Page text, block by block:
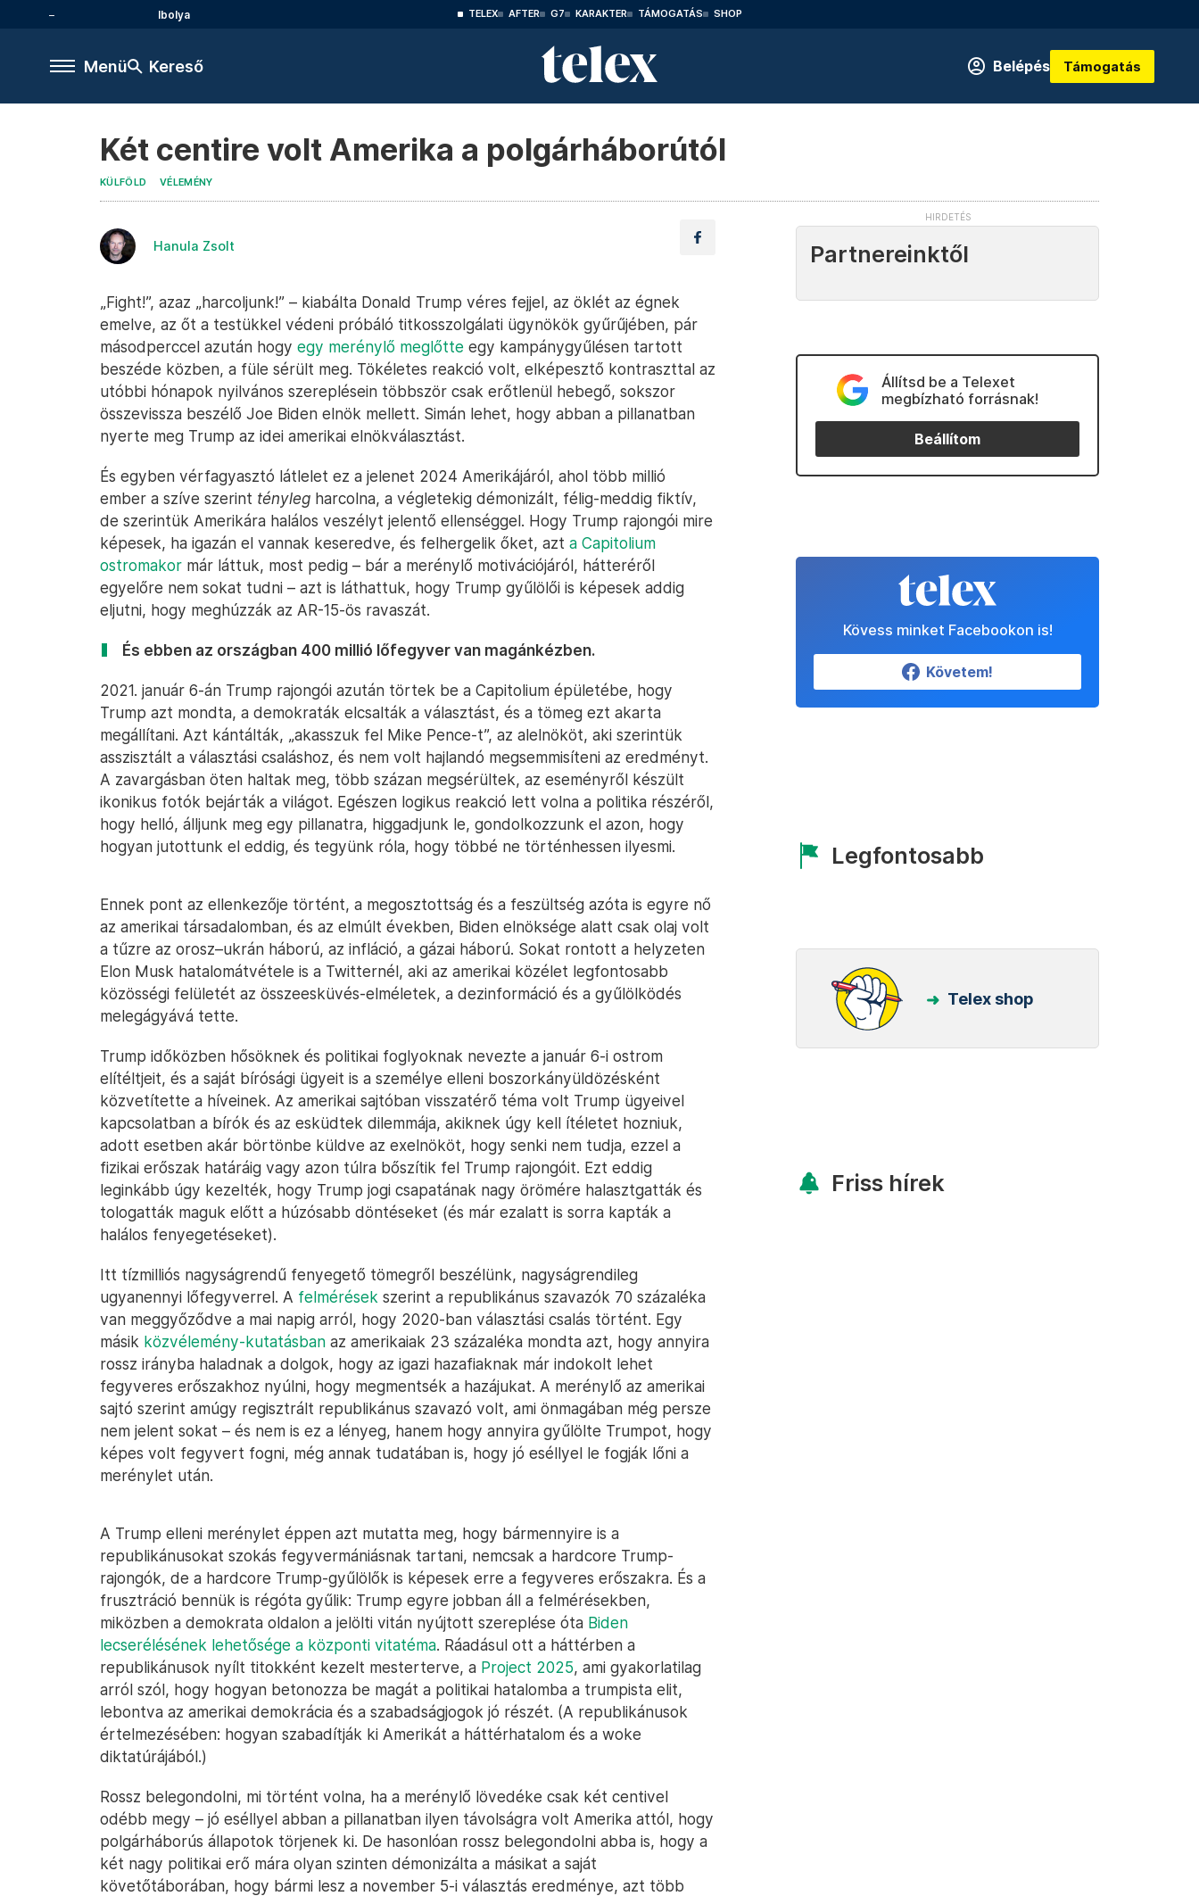
Ibolya TELEX AFTER G7 KARAKTER TÁMOGATÁS SHOP
Menü Kereső Belépés Támogatás
Két centire volt Amerika a polgárháborútól
KÜLFÖLD VÉLEMÉNY
Hanula Zsolt
„Fight!”, azaz „harcoljunk!” – kiabálta Donald Trump véres fejjel, az öklét az égnek
emelve, az őt a testükkel védeni próbáló titkosszolgálati ügynökök gyűrűjében, pár
másodperccel azután hogy egy merénylő meglőtte egy kampánygyűlésen tartott
beszéde közben, a füle sérült meg. Tökéletes reakció volt, elképesztő kontraszttal az
utóbbi hónapok nyilvános szereplésein többször csak erőtlenül hebegő, sokszor
összevissza beszélő Joe Biden elnök mellett. Simán lehet, hogy abban a pillanatban
nyerte meg Trump az idei amerikai elnökválasztást.
És egyben vérfagyasztó látlelet ez a jelenet 2024 Amerikájáról, ahol több millió
ember a szíve szerint tényleg harcolna, a végletekig démonizált, félig-meddig fiktív,
de szerintük Amerikára halálos veszélyt jelentő ellenséggel. Hogy Trump rajongói mire
képesek, ha igazán el vannak keseredve, és felhergelik őket, azt a Capitolium
ostromakor már láttuk, most pedig – bár a merénylő motivációjáról, hátteréről
egyelőre nem sokat tudni – azt is láthattuk, hogy Trump gyűlölői is képesek addig
eljutni, hogy meghúzzák az AR-15-ös ravaszát.
És ebben az országban 400 millió lőfegyver van magánkézben.
2021. január 6-án Trump rajongói azután törtek be a Capitolium épületébe, hogy
Trump azt mondta, a demokraták elcsalták a választást, és a tömeg ezt akarta
megállítani. Azt kántálták, „akasszuk fel Mike Pence-t”, az alelnököt, aki szerintük
asszisztált a választási csaláshoz, és nem volt hajlandó megsemmisíteni az eredményt.
A zavargásban öten haltak meg, több százan megsérültek, az eseményről készült
ikonikus fotók bejárták a világot. Egészen logikus reakció lett volna a politika részéről,
hogy helló, álljunk meg egy pillanatra, higgadjunk le, gondolkozzunk el azon, hogy
hogyan jutottunk el eddig, és tegyünk róla, hogy többé ne történhessen ilyesmi.
Ennek pont az ellenkezője történt, a megosztottság és a feszültség azóta is egyre nő
az amerikai társadalomban, és az elmúlt években, Biden elnöksége alatt csak olaj volt
a tűzre az orosz–ukrán háború, az infláció, a gázai háború. Sokat rontott a helyzeten
Elon Musk hatalomátvétele is a Twitternél, aki az amerikai közélet legfontosabb
közösségi felületét az összeesküvés-elméletek, a dezinformáció és a gyűlölködés
melegágyává tette.
Trump időközben hősöknek és politikai foglyoknak nevezte a január 6-i ostrom
elítéltjeit, és a saját bírósági ügyeit is a személye elleni boszorkányüldözésként
közvetítette a híveinek. Az amerikai sajtóban visszatérő téma volt Trump ügyeivel
kapcsolatban a bírók és az esküdtek dilemmája, akiknek úgy kell ítéletet hozniuk,
adott esetben akár börtönbe küldve az exelnököt, hogy senki nem tudja, ezzel a
fizikai erőszak határáig vagy azon túlra bőszítik fel Trump rajongóit. Ezt eddig
leginkább úgy kezelték, hogy Trump jogi csapatának nagy örömére halasztgatták és
tologatták maguk előtt a húzósabb döntéseket (és már ezalatt is sorra kapták a
halálos fenyegetéseket).
Itt tízmilliós nagyságrendű fenyegető tömegről beszélünk, nagyságrendileg
ugyanennyi lőfegyverrel. A felmérések szerint a republikánus szavazók 70 százaléka
van meggyőződve a mai napig arról, hogy 2020-ban választási csalás történt. Egy
másik közvélemény-kutatásban az amerikaiak 23 százaléka mondta azt, hogy annyira
rossz irányba haladnak a dolgok, hogy az igazi hazafiaknak már indokolt lehet
fegyveres erőszakhoz nyúlni, hogy megmentsék a hazájukat. A merénylő az amerikai
sajtó szerint amúgy regisztrált republikánus szavazó volt, ami önmagában még persze
nem jelent sokat – és nem is ez a lényeg, hanem hogy annyira gyűlölte Trumpot, hogy
képes volt fegyvert fogni, még annak tudatában is, hogy jó eséllyel le fogják lőni a
merénylet után.
A Trump elleni merénylet éppen azt mutatta meg, hogy bármennyire is a
republikánusokat szokás fegyvermániásnak tartani, nemcsak a hardcore Trump-
rajongók, de a hardcore Trump-gyűlölők is képesek erre a fegyveres erőszakra. És a
frusztráció bennük is régóta gyűlik: Trump egyre jobban áll a felmérésekben,
miközben a demokrata oldalon a jelölti vitán nyújtott szereplése óta Biden
lecserélésének lehetősége a központi vitatéma. Ráadásul ott a háttérben a
republikánusok nyílt titokként kezelt mesterterve, a Project 2025, ami gyakorlatilag
arról szól, hogy hogyan betonozza be magát a politikai hatalomba a trumpista elit,
lebontva az amerikai demokrácia és a szabadságjogok jó részét. (A republikánusok
értelmezésében: hogyan szabadítják ki Amerikát a háttérhatalom és a woke
diktatúrájából.)
Rossz belegondolni, mi történt volna, ha a merénylő lövedéke csak két centivel
odébb megy – jó eséllyel abban a pillanatban ilyen távolságra volt Amerika attól, hogy
polgárháborús állapotok törjenek ki. De hasonlóan rossz belegondolni abba is, hogy a
két nagy politikai erő mára olyan szinten démonizálta a másikat a saját
követőtáborában, hogy bármi lesz a november 5-i választás eredménye, azt több
Partnereinktől
Állítsd be a Telexet
megbízható forrásnak!
Beállítom
Kövess minket Facebookon is!
Követem!
Legfontosabb
Telex shop
Friss hírek